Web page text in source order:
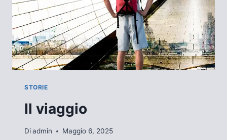
STORIE
Il viaggio
Diadmin Maggio 6, 2025